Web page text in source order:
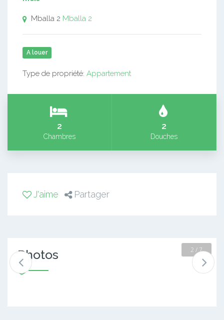
Mballa 2 Mballa 2
A louer
Type de propriété: Appartement
2
Chambres
2
Douches
J'aime Partager
Photos 2 / 7